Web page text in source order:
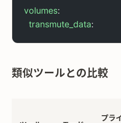
volumes:
  transmute_data
:
類似ツールとの比較
プラ